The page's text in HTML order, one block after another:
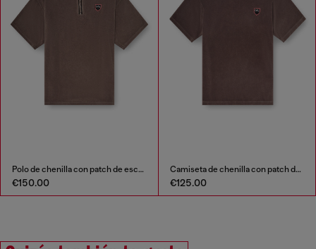
Polo de chenilla con patch de escudo
€150.00
Camiseta de chenilla con patch de escudo
€125.00